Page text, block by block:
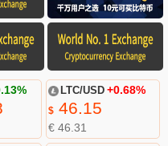
LTC/USD +0.68%
$46.15
€ 46.31